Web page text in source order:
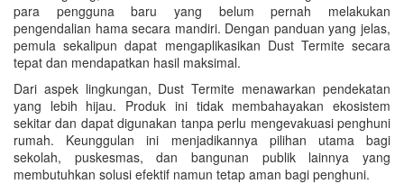
para pengguna baru yang belum pernah melakukan
pengendalian hama secara mandiri. Dengan panduan yang jelas,
pemula sekalipun dapat mengaplikasikan Dust Termite secara
tepat dan mendapatkan hasil maksimal.
Dari aspek lingkungan, Dust Termite menawarkan pendekatan
yang lebih hijau. Produk ini tidak membahayakan ekosistem
sekitar dan dapat digunakan tanpa perlu mengevakuasi penghuni
rumah. Keunggulan ini menjadikannya pilihan utama bagi
sekolah, puskesmas, dan bangunan publik lainnya yang
membutuhkan solusi efektif namun tetap aman bagi penghuni.